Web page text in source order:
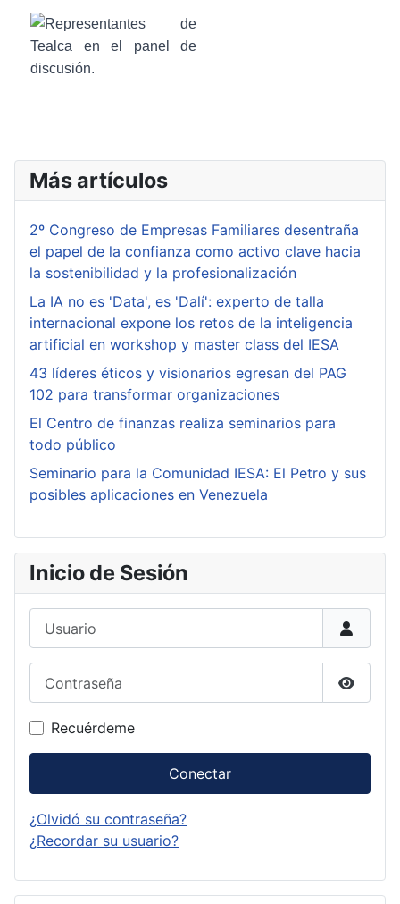
Inicio de Sesión
Recuérdeme
Conectar
¿Olvidó su contraseña?
¿Recordar su usuario?
Más artículos
2º Congreso de Empresas Familiares desentraña
el papel de la confianza como activo clave hacia
la sostenibilidad y la profesionalización
La IA no es 'Data', es 'Dalí': experto de talla
internacional expone los retos de la inteligencia
artificial en workshop y master class del IESA
43 líderes éticos y visionarios egresan del PAG
102 para transformar organizaciones
El Centro de finanzas realiza seminarios para
todo público
Seminario para la Comunidad IESA: El Petro y sus
posibles aplicaciones en Venezuela